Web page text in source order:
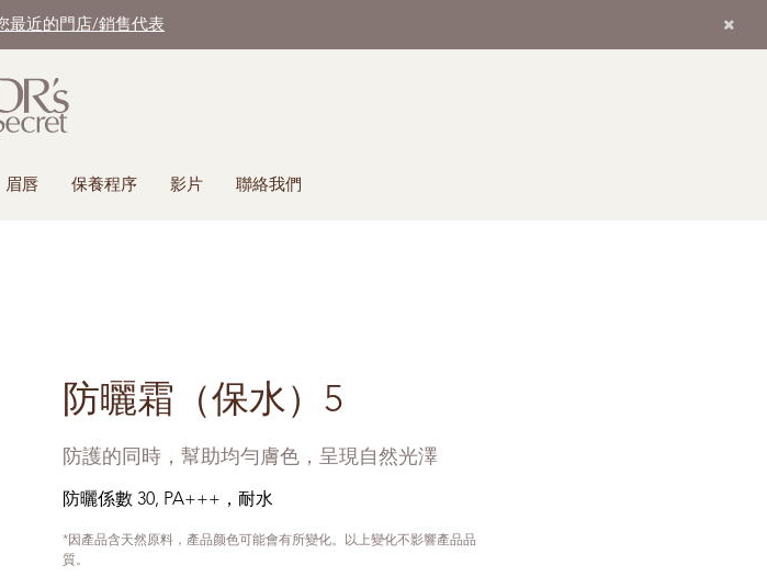
最近的門店/銷售代表
眉唇 保養程序 影片 聯絡我們
防曬霜（保水）5
防護的同時，幫助均勻膚色，呈現自然光澤
防曬係數 30, PA+++，耐水
*因產品含天然原料，產品颜色可能會有所變化。以上變化不影響產品品
質。